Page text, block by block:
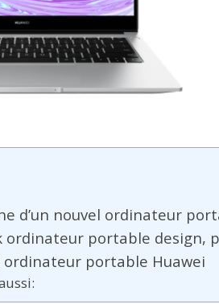
d’un nouvel ordinateur
ordinateur portable
portable Huawei